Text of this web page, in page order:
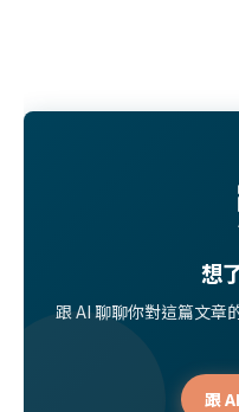
想
跟 AI 聊聊你對這篇文章
跟